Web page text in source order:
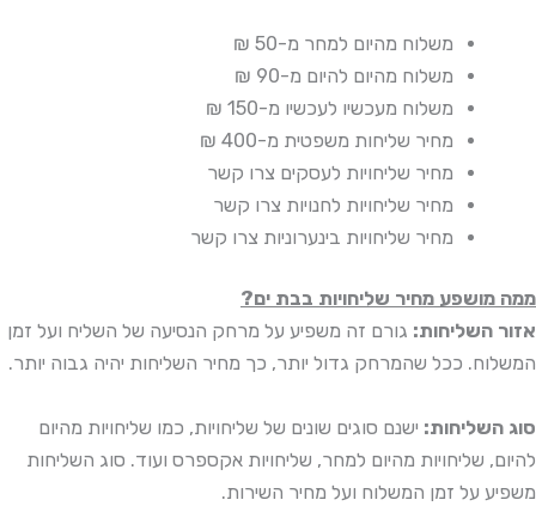
משלוח מהיום למחר מ-50 ₪
משלוח מהיום להיום מ-90 ₪
משלוח מעכשיו לעכשיו מ-150 ₪
מחיר שליחות משפטית מ-400 ₪
מחיר שליחויות לעסקים צרו קשר
מחיר שליחויות לחנויות צרו קשר
מחיר שליחויות בינערוניות צרו קשר
ממה מושפע מחיר שליחויות בבת ים?
אזור השליחות: גורם זה משפיע על מרחק הנסיעה של השליח ועל זמן
המשלוח. ככל שהמרחק גדול יותר, כך מחיר השליחות יהיה גבוה יותר.
סוג השליחות: ישנם סוגים שונים של שליחויות, כמו שליחויות מהיום
להיום, שליחויות מהיום למחר, שליחויות אקספרס ועוד. סוג השליחות
משפיע על זמן המשלוח ועל מחיר השירות.